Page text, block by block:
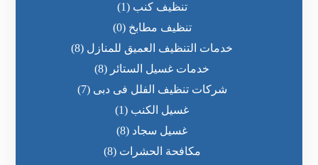
تنظيف كنب (1)
تنظيف مطابخ (0)
خدمات التنظيف العميق للمنازل (8)
خدمات غسيل الستائر (8)
شركات تنظيف الفلل فى دبى (7)
غسيل الكنب (1)
غسيل سجاد (8)
مكافحة الحشرات (8)